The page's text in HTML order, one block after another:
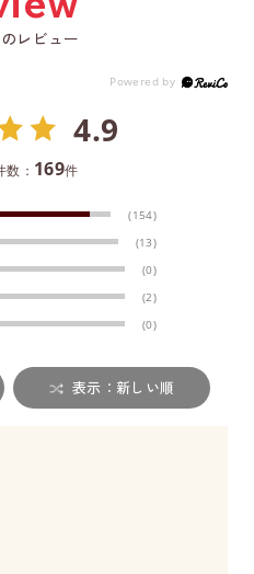
レビュー
4.9
数： 169件
(154)
(13)
(0)
(2)
(0)
表示：新しい順